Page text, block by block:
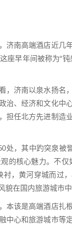
济南高端酒店近几
座早年间被称为“
济南以泉水扬名
治、经济和文化中
担任北方先进制造
处，其中趵突泉被
的核心魅力。不
，黄河穿城而过
在国内旅游城市中
本该是高端酒店扎
中心和旅游城市等